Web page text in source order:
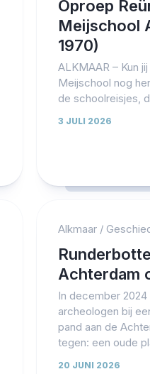
Oproep
Meijschool
1970)
ALKMAAR – Kun
Meijschool nog
de schoolreisjes,
3 JULI 2026
Alkmaar/
Achterdam
In december
archeologen bij
pand aan de
tegen: een oude
20 JUNI 2026